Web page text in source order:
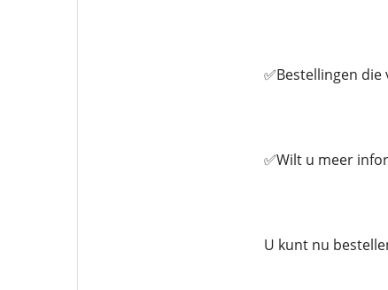
✅Bestellingen
✅Wilt u meer
U kunt nu